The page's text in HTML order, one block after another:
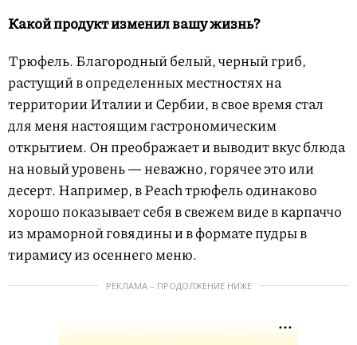
Какой продукт изменил вашу жизнь?
Трюфель. Благородный белый, черный гриб,
растущий в определенных местностях на
территории Италии и Сербии, в свое время стал
для меня настоящим гастрономическим
открытием. Он преображает и выводит вкус блюда
на новый уровень — неважно, горячее это или
десерт. Например, в Peach трюфель одинаково
хорошо показывает себя в свежем виде в карпаччо
из мраморной говядины и в формате пудры в
тирамису из осеннего меню.
РЕКЛАМА – ПРОДОЛЖЕНИЕ НИЖЕ